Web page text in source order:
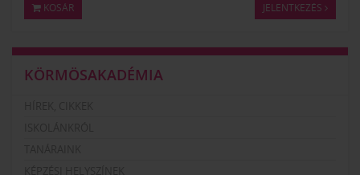
KOSÁR JELENTKEZÉS
KÖRMÖSAKADÉMIA